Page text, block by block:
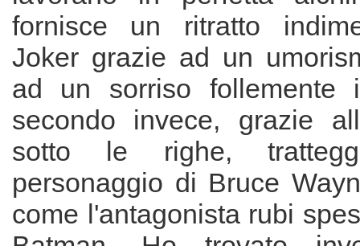
fornisce un ritratto
Joker grazie ad un
ad un sorriso follemente
secondo invece, grazie
sotto le righe,
personaggio di Bruce
come l'antagonista rubi